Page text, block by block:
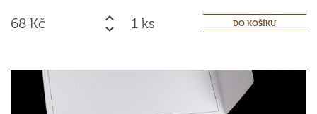
68 Kč ks